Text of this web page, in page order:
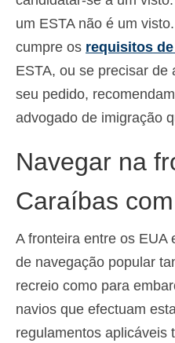
um ESTA não é um
cumpre os requisitos
ESTA, ou se precisar de
seu pedido,
advogado de imigração
Navegar na
Caraíbas
A fronteira entre os EUA
de navegação popular
recreio como para
navios que efectuam
regulamentos aplicáveis